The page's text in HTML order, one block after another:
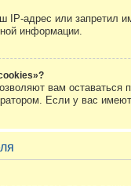
IP-адрес или запретил
информации.
вам оставаться
Если у вас